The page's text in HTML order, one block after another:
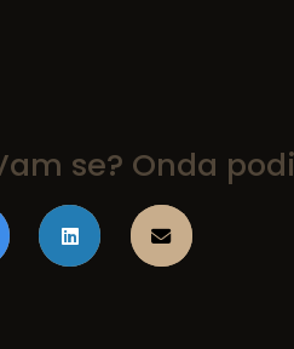
se? Onda